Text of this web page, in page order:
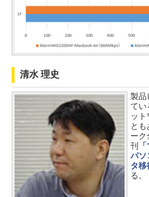
清水 理史
製品
てい
ッ
と
ーク
刊
パソ
タ移
る。